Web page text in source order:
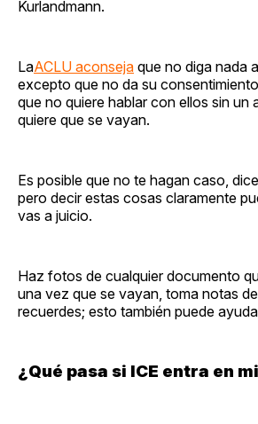
Kurlandmann.
LaACLU aconseja que no diga nada
excepto que no da su
que no quiere hablar con ellos sin un
quiere que se vayan.
Es posible que no te hagan caso,
pero decir estas cosas claramente
vas a juicio.
Haz fotos de cualquier documento
una vez que se vayan, toma notas
recuerdes; esto también puede
¿Qué pasa si ICE entra en